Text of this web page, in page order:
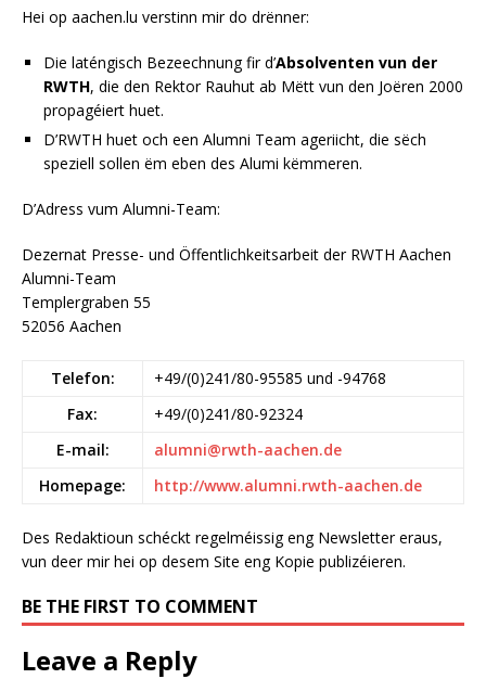
Hei op aachen.lu verstinn mir do drënner:
Die laténgisch Bezeechnung fir d’Absolventen vun der
RWTH, die den Rektor Rauhut ab Mëtt vun den Joëren 2000
propagéiert huet.
D’RWTH huet och een Alumni Team ageriicht, die sëch
speziell sollen ëm eben des Alumi këmmeren.
D’Adress vum Alumni-Team:
Dezernat Presse- und Öffentlichkeitsarbeit der RWTH Aachen
Alumni-Team
Templergraben 55
52056 Aachen
Telefon:
+49/(0)241/80-95585 und -94768
Fax:
+49/(0)241/80-92324
E-mail:
alumni@rwth-aachen.de
Homepage:
http://www.alumni.rwth-aachen.de
Des Redaktioun schéckt regelméissig eng Newsletter eraus,
vun deer mir hei op desem Site eng Kopie publizéieren.
BE THE FIRST TO COMMENT
Leave a Reply